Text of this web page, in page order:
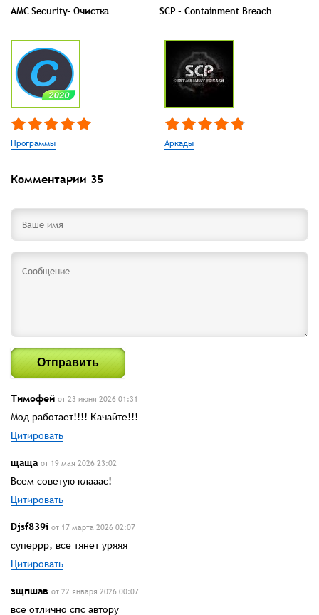
AMC Security- Очистка
Программы
SCP - Containment Breach
Аркады
Комментарии 35
Отправить
Тимофей от 23 июня 2026 01:31
Мод работает!!!! Качайте!!!
Цитировать
щаща от 19 мая 2026 23:02
Всем советую клааас!
Цитировать
Djsf839i от 17 марта 2026 02:07
суперрр, всё тянет уряяя
Цитировать
зщпшав от 22 января 2026 00:07
всё отлично спс автору